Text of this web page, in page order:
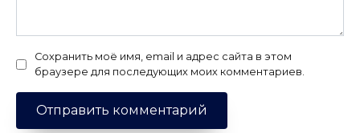
Сохранить моё имя, email и адрес сайта в этом
браузере для последующих моих комментариев.